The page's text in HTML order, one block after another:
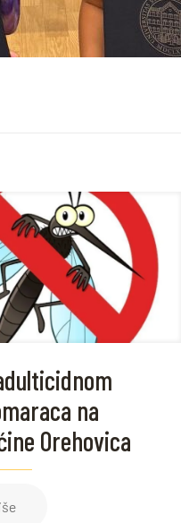
na
Orehovica